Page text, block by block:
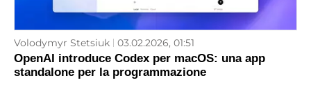
Volodymyr Stetsiuk 03.02.2026, 01:51
OpenAI introduce Codex per macOS: una app
standalone per la programmazione